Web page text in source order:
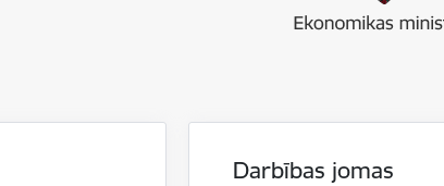
Darbības jomas